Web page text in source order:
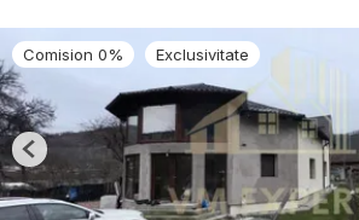
Comision 0% Exclusivitate
Previous